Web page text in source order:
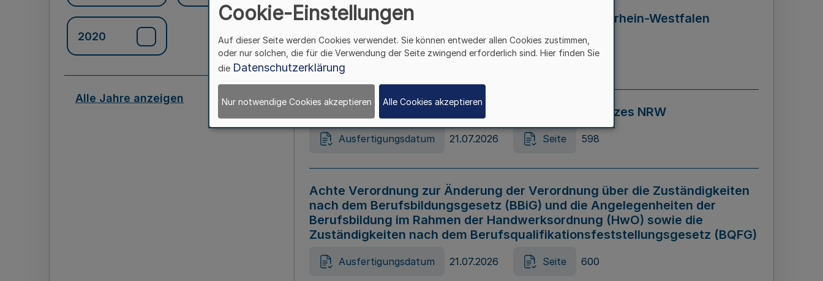
2020
Alle Jahre anzeigen
Gesetz zur Vermeidung von Diskriminierung in Nordrhein-Westfalen
(Landesantidiskriminierungsgesetz – LADG NRW)
Ausfertigungsdatum 21.07.2026 Seite 595
Gesetz zur Änderung des Online-Casinospiel Gesetzes NRW
Ausfertigungsdatum 21.07.2026 Seite 598
Achte Verordnung zur Änderung der Verordnung über die Zuständigkeiten
nach dem Berufsbildungsgesetz (BBiG) und die Angelegenheiten der
Berufsbildung im Rahmen der Handwerksordnung (HwO) sowie die
Zuständigkeiten nach dem Berufsqualifikationsfeststellungsgesetz (BQFG)
Ausfertigungsdatum 21.07.2026 Seite 600
Cookie-Einstellungen
Auf dieser Seite werden Cookies verwendet. Sie können entweder allen Cookies zustimmen,
oder nur solchen, die für die Verwendung der Seite zwingend erforderlich sind. Hier finden Sie
die Datenschutzerklärung
Nur notwendige Cookies akzeptieren Alle Cookies akzeptieren